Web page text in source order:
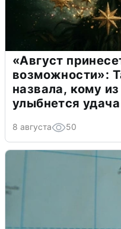
«Август
возможности»:
назвала, кому
улыбнется удача
8 августа 50